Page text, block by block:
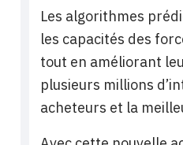
Les algorithmes
les capacités des
tout en améliorant
plusieurs millions
acheteurs et la